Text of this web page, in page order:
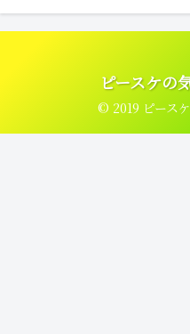
ピースケの
© 2019 ピース